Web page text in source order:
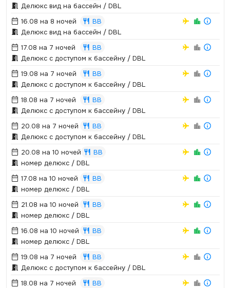
Делюкс вид на бассейн / DBL
16.08 на 8 ночей
BB
Делюкс вид на бассейн / DBL
17.08 на 7 ночей
BB
Делюкс с доступом к бассейну / DBL
19.08 на 7 ночей
BB
Делюкс с доступом к бассейну / DBL
18.08 на 7 ночей
BB
Делюкс с доступом к бассейну / DBL
20.08 на 7 ночей
BB
Делюкс с доступом к бассейну / DBL
20.08 на 10 ночей
BB
номер делюкс / DBL
17.08 на 10 ночей
BB
номер делюкс / DBL
21.08 на 10 ночей
BB
номер делюкс / DBL
16.08 на 10 ночей
BB
номер делюкс / DBL
19.08 на 7 ночей
BB
Делюкс с доступом к бассейну / DBL
18.08 на 7 ночей
BB